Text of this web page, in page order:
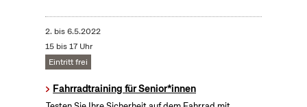
2. bis6.5.2022
15 bis 17 Uhr
Eintritt frei
Fahrradtraining für Senior*innen